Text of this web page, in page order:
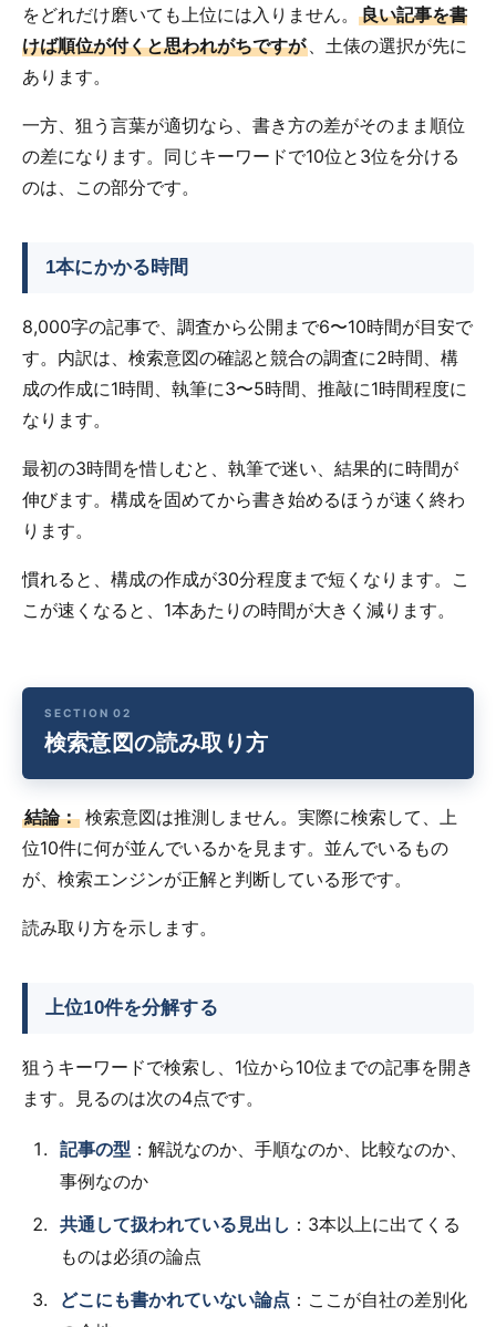
をどれだけ磨いても上位には入りません。 良い記事を書
けば順位が付くと思われがちですが 、土俵の選択が先に
あります。
一方、狙う言葉が適切なら、書き方の差がそのまま順位
の差になります。同じキーワードで10位と3位を分ける
のは、この部分です。
1本にかかる時間
8,000字の記事で、調査から公開まで6〜10時間が目安で
す。内訳は、検索意図の確認と競合の調査に2時間、構
成の作成に1時間、執筆に3〜5時間、推敲に1時間程度に
なります。
最初の3時間を惜しむと、執筆で迷い、結果的に時間が
伸びます。構成を固めてから書き始めるほうが速く終わ
ります。
慣れると、構成の作成が30分程度まで短くなります。こ
こが速くなると、1本あたりの時間が大きく減ります。
検索意図の読み取り方
結論： 検索意図は推測しません。実際に検索して、上
位10件に何が並んでいるかを見ます。並んでいるもの
が、検索エンジンが正解と判断している形です。
読み取り方を示します。
上位10件を分解する
狙うキーワードで検索し、1位から10位までの記事を開き
ます。見るのは次の4点です。
記事の型 ：解説なのか、手順なのか、比較なのか、
事例なのか
共通して扱われている見出し ：3本以上に出てくる
ものは必須の論点
どこにも書かれていない論点 ：ここが自社の差別化